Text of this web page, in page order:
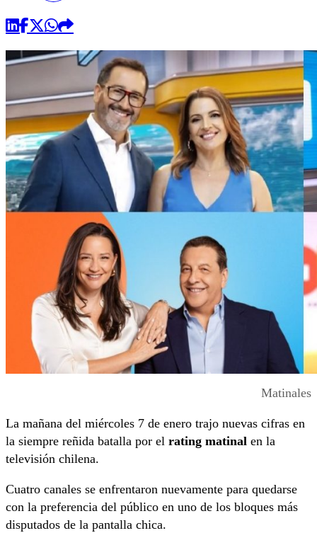
Matinales
La mañana del miércoles 7 de enero trajo nuevas cifras en
la siempre reñida batalla por el rating matinal en la
televisión chilena.
Cuatro canales se enfrentaron nuevamente para quedarse
con la preferencia del público en uno de los bloques más
disputados de la pantalla chica.